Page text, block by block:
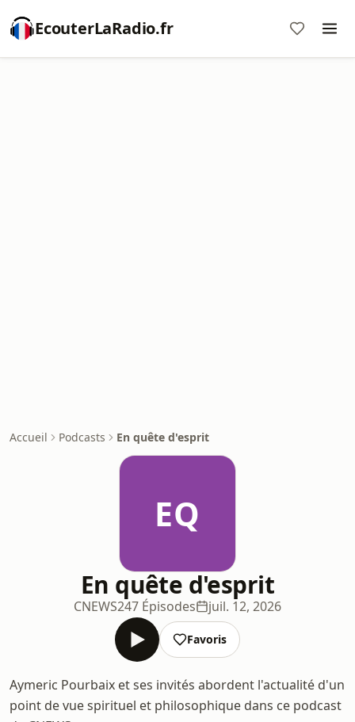
EcouterLaRadio.fr
Accueil Podcasts En quête d'esprit
EQ
En quête d'esprit
CNEWS247 Épisodes juil. 12, 2026
Favoris
Aymeric Pourbaix et ses invités abordent l'actualité d'un
point de vue spirituel et philosophique dans ce podcast